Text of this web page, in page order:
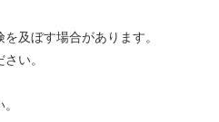
及ぼす場合があります。
い。